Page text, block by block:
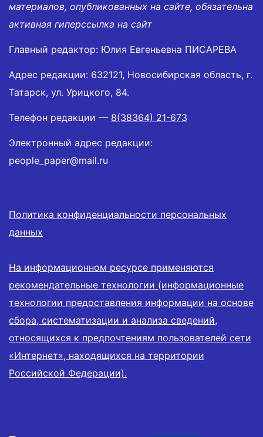
материалов, опубликованных на сайте, обязательна
активная гиперссылка на сайт
Главный редактор: Юлия Евгеньевна ПИСАРЕВА
Адрес редакции: 632121, Новосибирская область, г.
Татарск, ул. Урицкого, 84.
Телефон редакции — 8(38364) 21-673
Электронный адрес редакции:
people_paper@mail.ru
Политика конфиденциальности персональных
данных
На информационном ресурсе применяются
рекомендательные технологии (информационные
технологии предоставления информации на основе
сбора, систематизации и анализа сведений,
относящихся к предпочтениям пользователей сети
«Интернет», находящихся на территории
Российской Федерации).